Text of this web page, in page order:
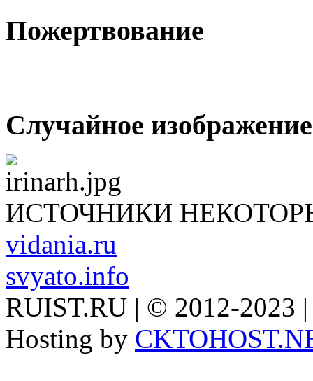
Пожертвование
Случайное изображение
ИСТОЧНИКИ
vidania.ru
svyato.info
RUIST.RU | © 2012-2023
Hosting by